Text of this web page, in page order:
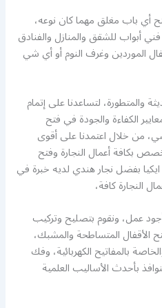
أي باب مغلق مهما كان نوعه،
للشقق والمنازل والفنادق
الموردين وغرف النوم أو أي شي
والمتطورة، لتساعدنا على إتمام
الكفاءة والجودة في فتح
من خلال اعتمدنا على أقوى
بكافة أعمال النجارة وفتح
بفضل نجار هندي لديه خبرة في
النجارة كافة،
عمل، ونقوم بتصليح وتركيب
الأقفال المتساطحة والمشبك،
بالمفاتيح الكهربائية، وفك
بأحدث الأساليب العلمية